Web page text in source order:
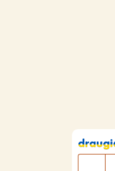
Pāriet
uz
saturu